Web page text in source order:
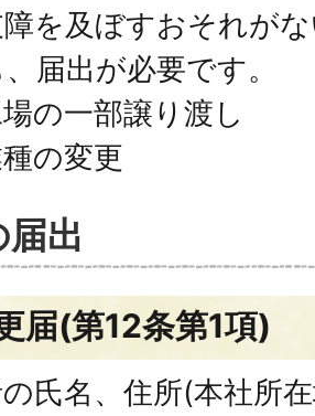
を及ぼすおそれが
届出が必要です。
の一部譲り渡し
の変更
出
届(第12条第1項)
氏名、住所(本社所